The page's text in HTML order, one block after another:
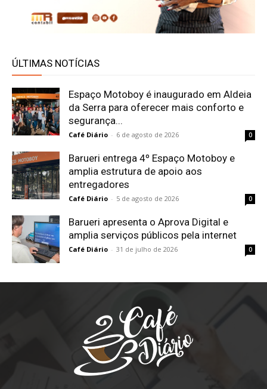
ÚLTIMAS NOTÍCIAS
Espaço Motoboy é inaugurado em Aldeia
da Serra para oferecer mais conforto e
segurança...
Café Diário - 6 de agosto de 2026 0
Barueri entrega 4º Espaço Motoboy e
amplia estrutura de apoio aos
entregadores
Café Diário - 5 de agosto de 2026 0
Barueri apresenta o Aprova Digital e
amplia serviços públicos pela internet
Café Diário - 31 de julho de 2026 0